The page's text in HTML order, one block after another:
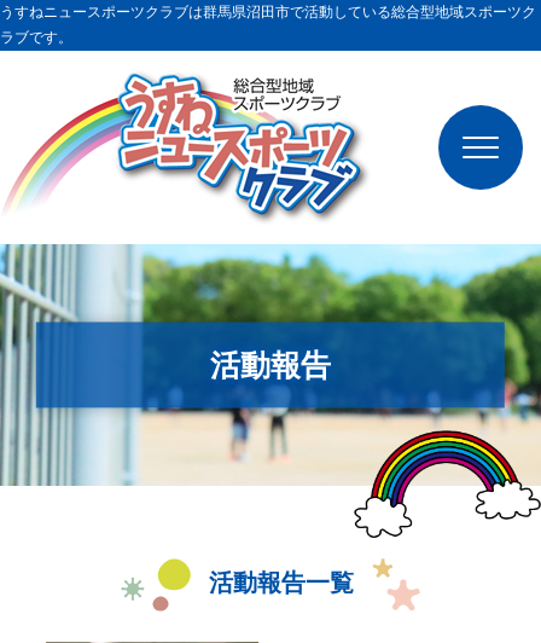
うすねニュースポーツクラブは群馬県沼田市で活動している総合型地域スポーツク
ラブです。
クラブ概要
イベント
スケジュール
活動報告
活動報告一覧